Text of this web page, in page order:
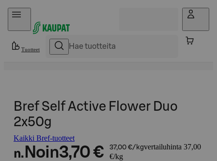
Hyppää sisältöön
Tuotteet
Bref Self Active Flower Duo
2x50g
Kaikki Bref-tuotteet
n. Noin3,70 € 37,00 €/kgvertailuhinta 37,00
€/kg